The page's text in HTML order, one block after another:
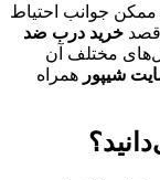
ممکن جوانب احتیاط
قصد خرید درب ضد
مختلف آن
شیپور همراه